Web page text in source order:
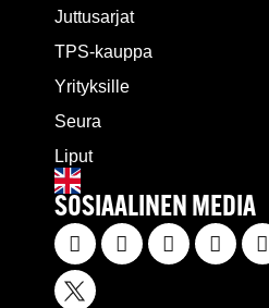
Juttusarjat
TPS-kauppa
Yrityksille
Seura
Liput
SOSIAALINEN MEDIA